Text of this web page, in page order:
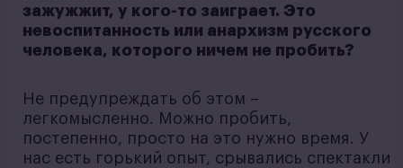
зажужжит, у кого-то заиграет. Это
невоспитанность или анархизм русского
человека, которого ничем не пробить?
Не предупреждать об этом –
легкомысленно. Можно пробить,
постепенно, просто на это нужно время. У
нас есть горький опыт, срывались спектакли